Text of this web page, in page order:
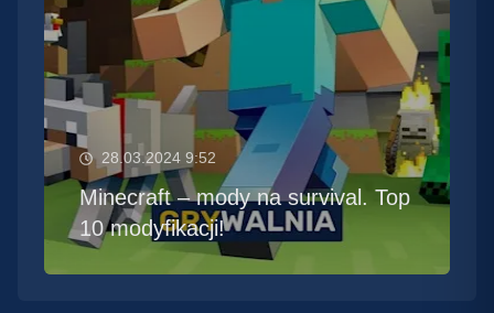
28.03.2024 9:52
Minecraft – mody na survival. Top
10 modyfikacji!